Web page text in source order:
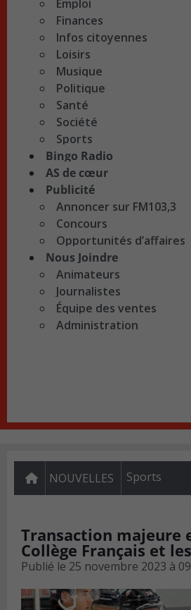
Emploi
Finances
Infos citoyennes
Loisirs
Musique
Politique
Santé
Société
Sports
Bingo Radio
AS de cœur
Publicité
Annoncer sur FM103,3
Concours
Opportunités d’affaires
Nous Joindre
Animateurs
Journalistes
Équipe des ventes
Administration
NOUVELLES Sports
Transaction majeure
Collège Français et
Publié le 25 novembre 2023 à